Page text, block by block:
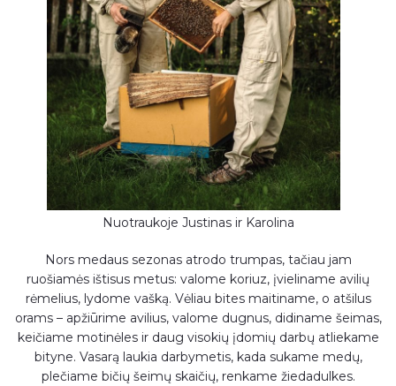
Nuotraukoje Justinas ir Karolina
Nors medaus sezonas atrodo trumpas, tačiau jam
ruošiamės ištisus metus: valome koriuz, įvieliname avilių
rėmelius, lydome vašką. Vėliau bites maitiname, o atšilus
orams – apžiūrime avilius, valome dugnus, didiname šeimas,
keičiame motinėles ir daug visokių įdomių darbų atliekame
bityne. Vasarą laukia darbymetis, kada sukame medų,
plečiame bičių šeimų skaičių, renkame žiedadulkes.